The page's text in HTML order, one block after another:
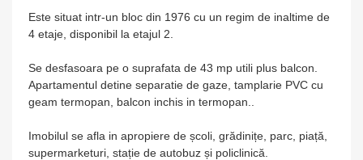
Este situat intr-un bloc din 1976 cu un regim de inaltime de
4 etaje, disponibil la etajul 2.
Se desfasoara pe o suprafata de 43 mp utili plus balcon.
Apartamentul detine separatie de gaze, tamplarie PVC cu
geam termopan, balcon inchis in termopan..
Imobilul se afla in apropiere de școli, grădinițe, parc, piață,
supermarketuri, stație de autobuz și policlinică.